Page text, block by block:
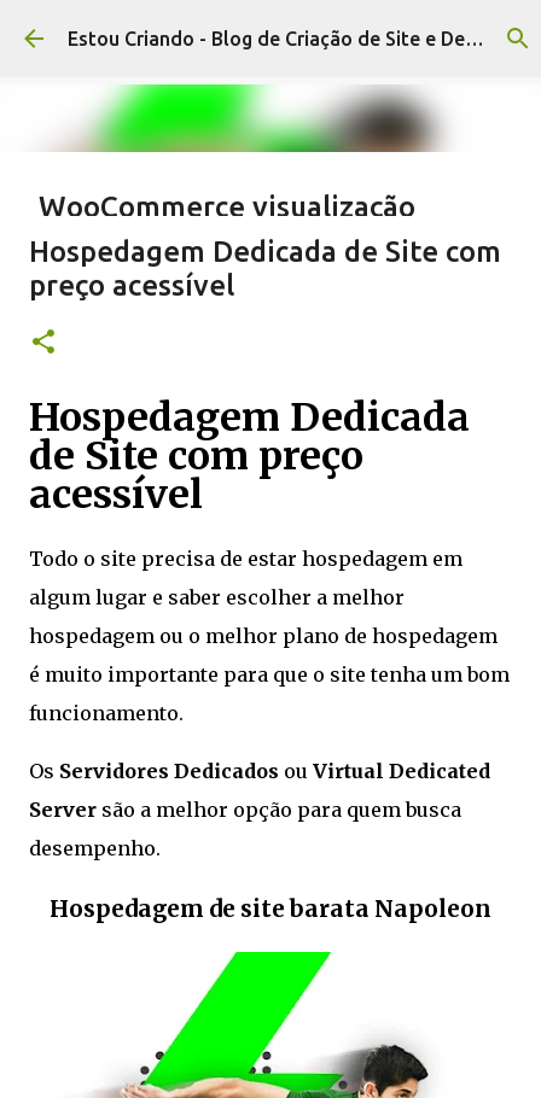
Pular para o conteúdo principal Estou Criando - Blog de Criação de Site e Designer
WooCommerce visualização
rápida de produto, botão de
visualizar com plugin
Hospedagem Dedicada de Site com
preço acessível
Hospedagem Dedicada
de Site com preço
acessível
Todo o site precisa de estar hospedagem em
algum lugar e saber escolher a melhor
hospedagem ou o melhor plano de hospedagem
é muito importante para que o site tenha um bom
funcionamento.
Os Servidores Dedicados ou Virtual Dedicated
Server são a melhor opção para quem busca
desempenho.
Hospedagem de site barata Napoleon